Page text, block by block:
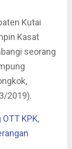
Kutai
Kasat
seorang
2019).
KPK,